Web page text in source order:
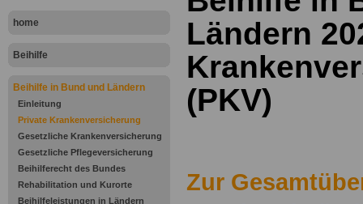
home
Beihilfe
Beihilfe in Bund und Ländern
Einleitung
Private Krankenversicherung
Gesetzliche Krankenversicherung
Gesetzliche Pflegeversicherung
Beihilferecht des Bundes
Rehabilitation und Kurorte
Beihilfeleistungen in Ländern
Ländern
(PKV)
Zur